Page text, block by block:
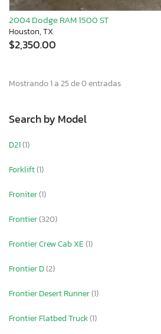
2004 Dodge RAM 1500 ST
Houston, TX
$2,350.00
Mostrando 1 a 25 de 0 entradas
Search by Model
D21(1)
Forklift(1)
Froniter(1)
Frontier(320)
Frontier Crew Cab XE(1)
Frontier D(2)
Frontier Desert Runner(1)
Frontier Flatbed Truck(1)